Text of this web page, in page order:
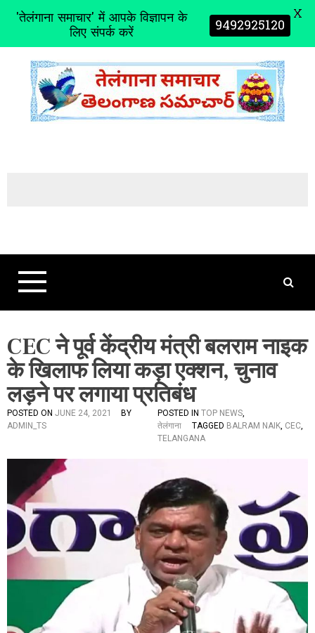
t
CEC ने पूर्व केंद्रीय मंत्री बलराम नाइक
के खिलाफ लिया कड़ा एक्शन, चुनाव
लड़ने पर लगाया प्रतिबंध
POSTED ON JUNE 24, 2021
BY
ADMIN_TS
POSTED IN TOP NEWS,
तेलंगाना
TAGGED BALRAM NAIK, CEC,
TELANGANA
'तेलंगाना समाचार' में आपके विज्ञापन के
लिए संपर्क करें 9492925120 X